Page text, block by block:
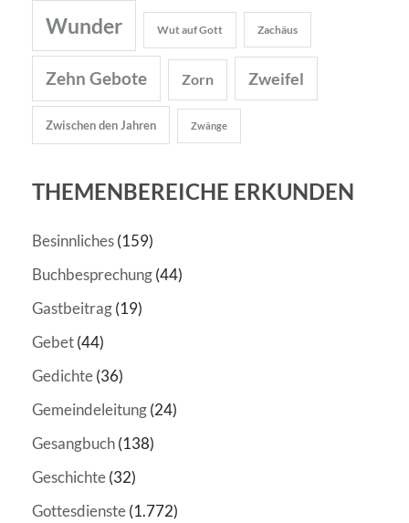
Wunder Wut auf Gott Zachäus
Zehn Gebote Zorn Zweifel
Zwischen den Jahren Zwänge
THEMENBEREICHE ERKUNDEN
Besinnliches(159)
Buchbesprechung(44)
Gastbeitrag(19)
Gebet(44)
Gedichte(36)
Gemeindeleitung(24)
Gesangbuch(138)
Geschichte(32)
Gottesdienste(1.772)